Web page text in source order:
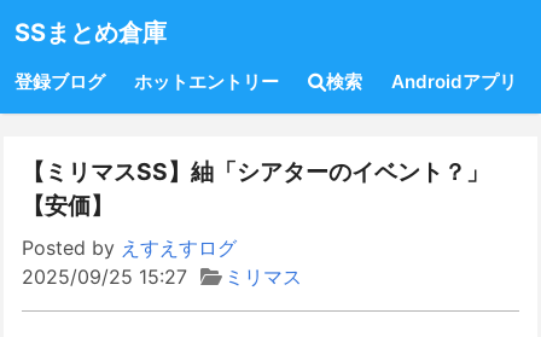
SSまとめ倉庫
登録ブログ ホットエントリー 検索 Androidアプリ
【ミリマスSS】紬「シアターのイベント？」
【安価】
Posted by えすえすログ
2025/09/25 15:27
ミリマス